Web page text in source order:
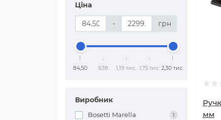
Ціна
- грн
84,50 638 1,19 тис. 1,75 тис. 2,30 тис.
Виробник
Bosetti Marella 1
мм